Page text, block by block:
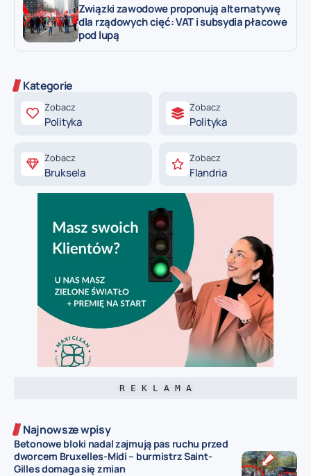
Związki zawodowe proponują alternatywę
dla rządowych cięć: VAT i subsydia płacowe
pod lupą
Kategorie
Zobacz
Polityka
Zobacz
Polityka
Zobacz
Bruksela
Zobacz
Flandria
R E K L A M A
Najnowsze wpisy
Betonowe bloki nadal zajmują pas ruchu przed
dworcem Bruxelles-Midi – burmistrz Saint-
Gilles domaga się zmian